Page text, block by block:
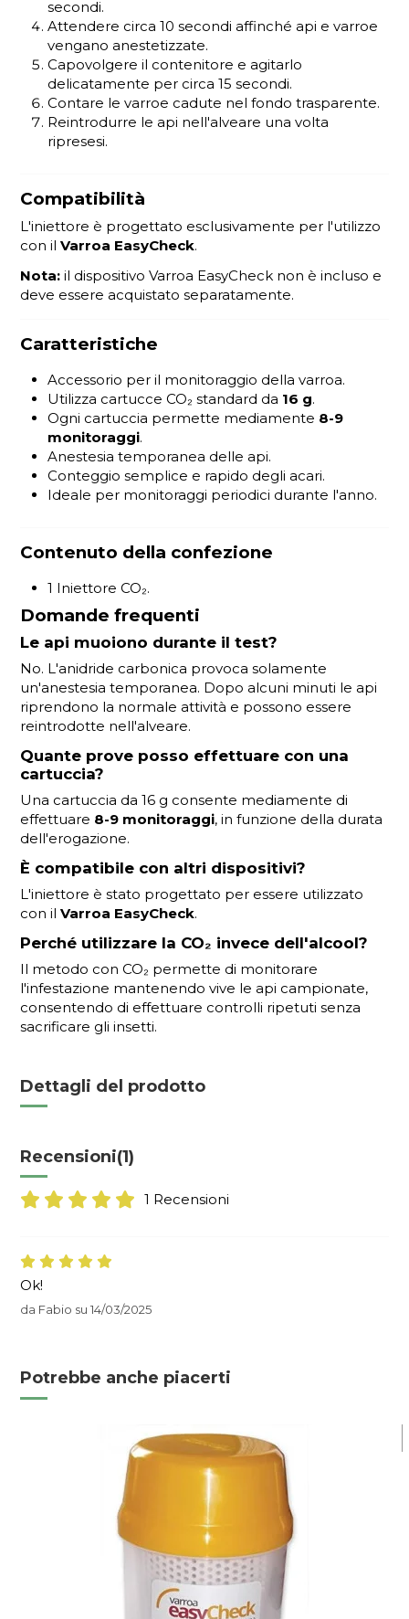
secondi.
Attendere circa 10 secondi affinché api e varroe
vengano anestetizzate.
Capovolgere il contenitore e agitarlo
delicatamente per circa 15 secondi.
Contare le varroe cadute nel fondo trasparente.
Reintrodurre le api nell'alveare una volta
ripresesi.
Compatibilità
L'iniettore è progettato esclusivamente per l'utilizzo
con ilVarroa EasyCheck.
Nota: il dispositivo Varroa EasyCheck non è incluso e
deve essere acquistato separatamente.
Caratteristiche
Accessorio per il monitoraggio della varroa.
Utilizza cartucce CO₂ standard da 16 g.
Ogni cartuccia permette mediamente 8-9
monitoraggi.
Anestesia temporanea delle api.
Conteggio semplice e rapido degli acari.
Ideale per monitoraggi periodici durante l'anno.
Contenuto della confezione
1 Iniettore CO₂.
Domande frequenti
Le api muoiono durante il test?
No. L'anidride carbonica provoca solamente
un'anestesia temporanea. Dopo alcuni minuti le api
riprendono la normale attività e possono essere
reintrodotte nell'alveare.
Quante prove posso effettuare con una
cartuccia?
Una cartuccia da 16 g consente mediamente di
effettuare 8-9 monitoraggi, in funzione della durata
dell'erogazione.
È compatibile con altri dispositivi?
L'iniettore è stato progettato per essere utilizzato
con ilVarroa EasyCheck.
Perché utilizzare la CO₂ invece dell'alcool?
Il metodo con CO₂ permette di monitorare
l'infestazione mantenendo vive le api campionate,
consentendo di effettuare controlli ripetuti senza
sacrificare gli insetti.
Dettagli del prodotto
Recensioni(1)
1 Recensioni
Ok!
da Fabio su14/03/2025
Potrebbe anche piacerti